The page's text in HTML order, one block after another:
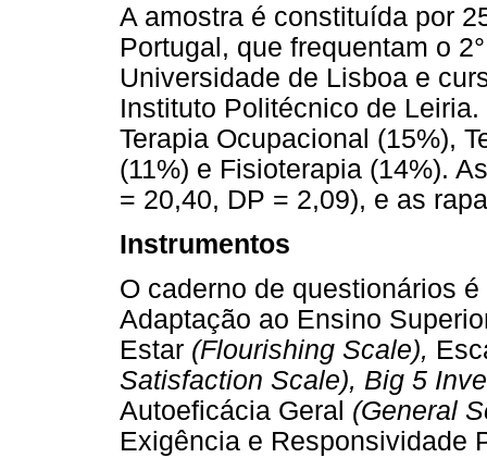
A amostra é constituída por
Portugal, que frequentam o
Universidade de Lisboa e
Instituto Politécnico de
Terapia Ocupacional (15%),
(11%) e Fisioterapia (14%).
= 20,40, DP = 2,09), e as
Instrumentos
O caderno de questionários
Adaptação ao Ensino
Estar (Flourishing Scale),
Satisfaction Scale), Big 5
Autoeficácia Geral (General
Exigência e Responsividade